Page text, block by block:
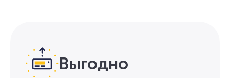
Выгодно